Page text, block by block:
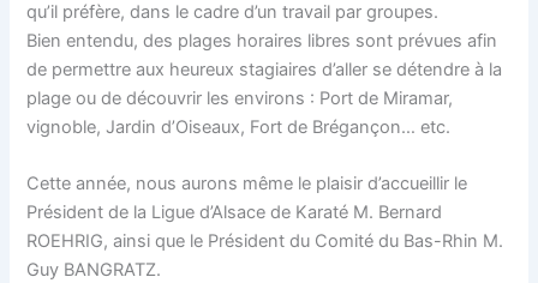
qu’il préfère, dans le cadre d’un travail par groupes.
Bien entendu, des plages horaires libres sont prévues afin
de permettre aux heureux stagiaires d’aller se détendre à la
plage ou de découvrir les environs : Port de Miramar,
vignoble, Jardin d’Oiseaux, Fort de Brégançon… etc.
Cette année, nous aurons même le plaisir d’accueillir le
Président de la Ligue d’Alsace de Karaté M. Bernard
ROEHRIG, ainsi que le Président du Comité du Bas-Rhin M.
Guy BANGRATZ.